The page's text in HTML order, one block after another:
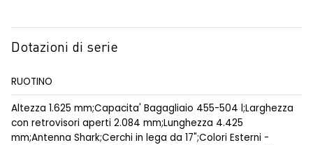
Dotazioni di serie
RUOTINO
Altezza 1.625 mm;Capacita' Bagagliaio 455-504 l;Larghezza
con retrovisori aperti 2.084 mm;Lunghezza 4.425
mm;Antenna Shark;Cerchi in lega da 17";Colori Esterni -